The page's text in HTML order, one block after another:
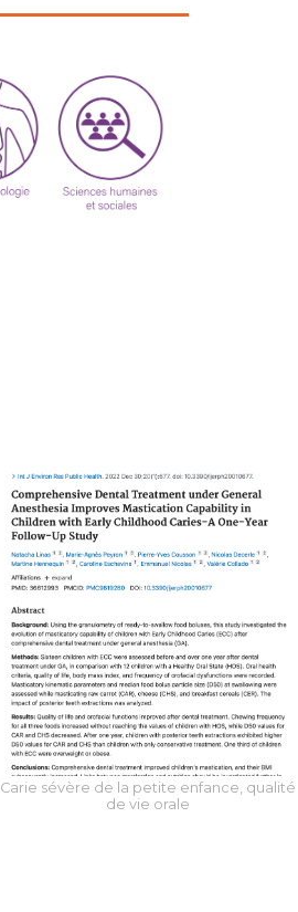
Carie sévère de la petite enfance, qualité
de vie orale